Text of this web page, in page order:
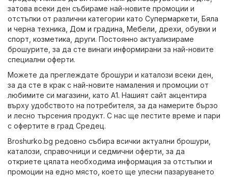
затова всеки ден събираме най-новите промоции и
отстъпки от различни категории като Супермаркети Бяла
и черна техника Дом и градина Мебели дрехи, обувки и
спорт козметика други. Постоянно актуализираме
брошурите, за да сте винаги информирани за най-новите
специални оферти.
Можете да преглеждате брошури и каталози всеки ден,
за да сте в крак с най-новите намаления и промоции от
любимите си магазини, като A1. Нашият сайт акцентира
върху удобството на потребителя, за да намерите бързо
и лесно търсения продукт. С нас ще пестите време и пари
с офертите в град Средец.
Broshurko.bg редовно събира всички актуални брошури,
каталози, справочници и седмични оферти, за да
откриете цялата необходима информация за отстъпки и
промоции на едно място, което ще улесни пазаруването